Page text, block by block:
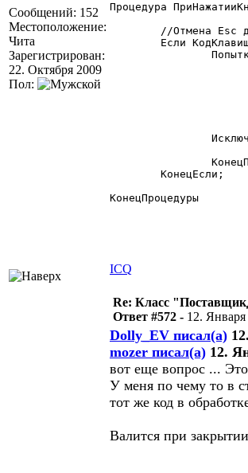
Сообщений: 152
Местоположение:
Чита
Зарегистрирован:
22. Октября 2009
Пол:
Процедура
КонецПроцедуры
ICQ
Re: Класс
Ответ #572 - 12. Января
Dolly_EV писал(а)
mozer писал(а) 12.
вот еще вопрос ...
У меня по чему то в
тот же код в
Валится при